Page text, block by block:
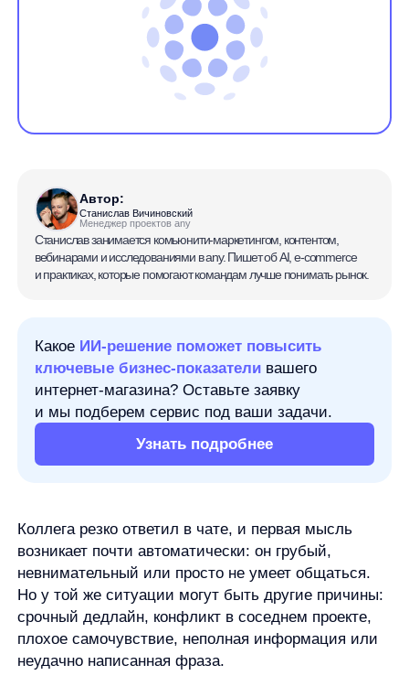
КакоеИИ-решение поможет повысить
ключевые бизнес-показателивашего
интернет-магазина? Оставьте заявку
Коллега резко ответил в чате, и первая мысль
возникает почти автоматически: он грубый,
Но у той же ситуации могут быть другие причины:
Фундаментальная ошибка атрибуции возникает
именно в такие моменты. Мы видим поступок
человека и слишком быстро объясняем его
личными качествами, хотя не знаем всего
контекста. Поведение другого человека начинает
казаться прямым отражением характера,
а ситуация уходит на второй план.